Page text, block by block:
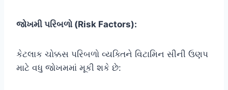
જોખમી પરિબળો (Risk Factors):
કેટલાક ચોક્કસ પરિબળો વ્યક્તિને વિટામિન સીની ઉણપ
માટે વધુ જોખમમાં મૂકી શકે છે: